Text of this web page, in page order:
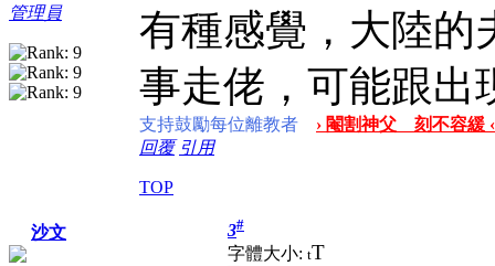
管理員
有種感覺，大陸的
事走佬，可能跟出
支持鼓勵每位離教者
› 閹割神父 刻不容緩 ‹
回覆 引用
TOP
沙文 3#
字體大小: tT